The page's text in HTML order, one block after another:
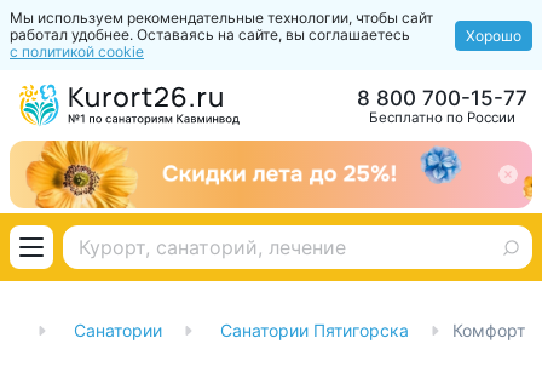
Мы используем рекомендательные технологии, чтобы сайт
работал удобнее. Оставаясь на сайте, вы соглашаетесь
с политикой cookie
Хорошо
Бесплатно по России
8 800 700-15-77
Санатории Санатории Пятигорска Комфорт